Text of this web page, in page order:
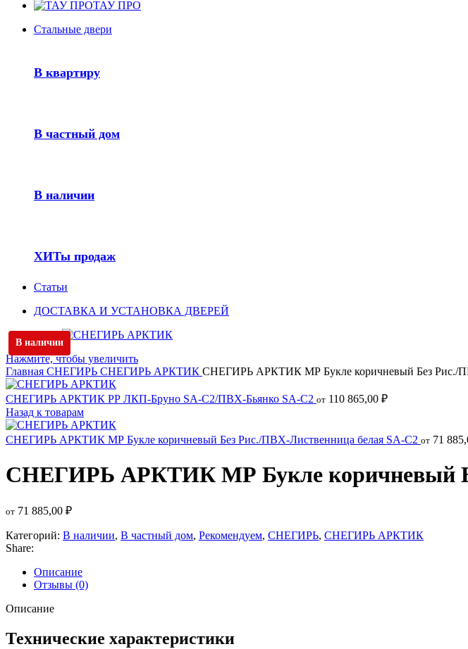
ТАУ ПРО
Стальные двери
В квартиру
В частный дом
В наличии
ХИТы продаж
Статьи
ДОСТАВКА И УСТАНОВКА ДВЕРЕЙ
В наличии
Нажмите, чтобы увеличить
Главная СНЕГИРЬ СНЕГИРЬ АРКТИК СНЕГИРЬ АРКТИК МР Букле коричневый Без Рис./
СНЕГИРЬ АРКТИК РР ЛКП-Бруно SA-C2/ПВХ-Бьянко SA-C2 от 110 865,00 ₽
Назад к товарам
СНЕГИРЬ АРКТИК МР Букле коричневый Без Рис./ПВХ-Лиственница белая SA-C2 от 71
СНЕГИРЬ АРКТИК МР Букле коричневый
от 71 885,00 ₽
Категорий: В наличии, В частный дом, Рекомендуем, СНЕГИРЬ, СНЕГИРЬ АРКТИК
Share:
Описание
Отзывы (0)
Описание
Технические характеристики